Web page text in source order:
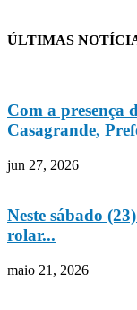
ÚLTIMAS
Com a presença
Casagrande,
jun 27, 2026
Neste sábado
rolar...
maio 21, 2026